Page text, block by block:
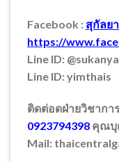
Facebook : สุกัลย
https://
Line ID:
Line ID: yimthais
ติดต่อดฝ่ายวิชากา
0923794398 คุณบุ
Mail: